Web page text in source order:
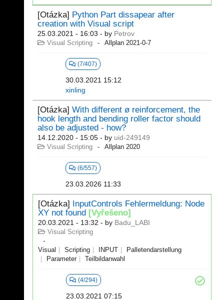
[Otázka] Python Part dissapear after
creation with Visual script
25.03.2021 - 16:03 - by Petrov
Visual Scripting Allplan 2021-0-7
(7/407)
30.03.2021 15:12
xinling
[Otázka] With different ø reinforcement, the
hook length and bending roller factor should
also be adjusted - how?
14.12.2020 - 15:05 - by uid-249149
Visual Scripting Allplan 2020
(6/557)
23.03.2026 11:33
[Otázka] InputControls Fehlermeldung: Node
XY not found [Vyřešeno]
20.03.2021 - 13:32 - by Badu_LABI
Visual Scripting
Visual Scripting INPUT
Palletendarstellung
Parameter
Teilbildanwahl
(4/294)
23.03.2021 07:15